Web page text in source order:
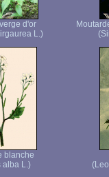
d'or
L.)
blanche
alba L.)